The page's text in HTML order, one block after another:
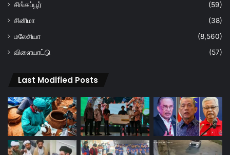
சிங்கப்பூர்
(59)
சினிமா
(38)
மலேசியா
(8,560)
விளையாட்டு
(57)
Last Modified Posts